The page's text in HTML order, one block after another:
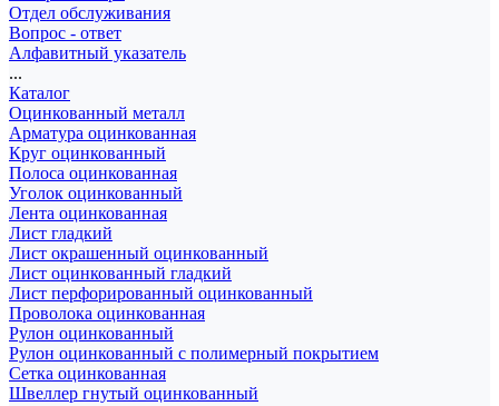
Отдел обслуживания
Вопрос - ответ
Алфавитный указатель
...
Каталог
Оцинкованный металл
Арматура оцинкованная
Круг оцинкованный
Полоса оцинкованная
Уголок оцинкованный
Лента оцинкованная
Лист гладкий
Лист окрашенный оцинкованный
Лист оцинкованный гладкий
Лист перфорированный оцинкованный
Проволока оцинкованная
Рулон оцинкованный
Рулон оцинкованный с полимерный покрытием
Сетка оцинкованная
Швеллер гнутый оцинкованный